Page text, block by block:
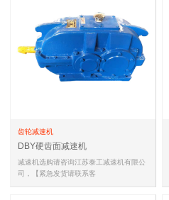
齿轮减速机
DBY硬齿面减速机
减速机选购请咨询江苏泰工减速机有限公
司，【紧急发货请联系客